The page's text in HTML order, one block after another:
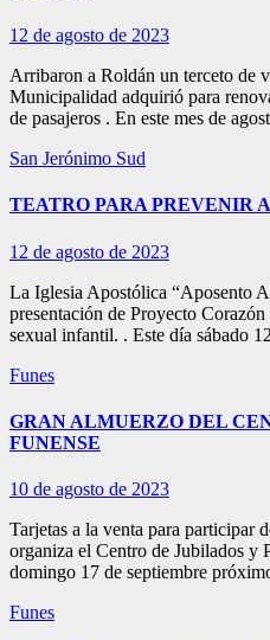
12 de agosto de 2023
Arribaron a Roldán un terceto de
Municipalidad adquirió para
de pasajeros . En este mes de
San Jerónimo Sud
TEATRO PARA PREVENIR
12 de agosto de 2023
La Iglesia Apostólica “Aposento
presentación de Proyecto
sexual infantil. . Este día sábado
Funes
GRAN ALMUERZO DEL
FUNENSE
10 de agosto de 2023
Tarjetas a la venta para participar
organiza el Centro de Jubilados y
domingo 17 de septiembre
Funes